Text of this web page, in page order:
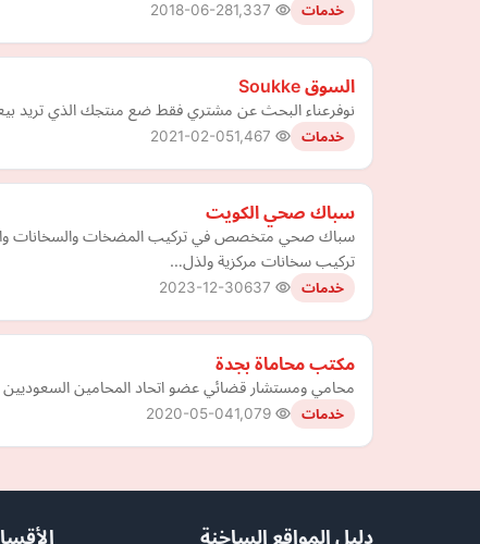
خدمات 2018-06-28
السوق Soukke
نوفرعناء البحث عن مشتري فقط ضع منتجك الذي تريد
خدمات 2021-02-05
سباك صحي الكويت
سباك صحي متخصص في تركيب المضخات والسخانات
تركيب سخانات مركزية ولذل…
خدمات 2023-12-30
مكتب محاماة بجدة
محامي ومستشار قضائي عضو اتحاد المحامين السعوديين
خدمات 2020-05-04
دليل المواقع الساخنة